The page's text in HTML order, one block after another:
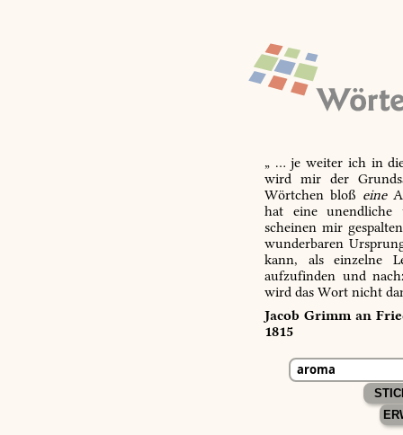
„ … je weiter ich in
wird mir der
Wörtchen bloß eine
hat eine unendliche
scheinen mir
wunderbaren
kann, als einzelne
aufzufinden und
wird das Wort nicht
Jacob Grimm an
1815